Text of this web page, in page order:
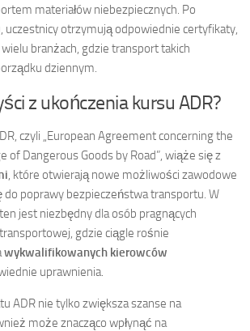
materiałów niebezpiecznych. Po
uczestnicy otrzymują odpowiednie certyfikaty,
branżach, gdzie transport takich
dziennym.
z ukończenia kursu ADR?
czyli „European Agreement concerning the
of Dangerous Goods by Road”, wiąże się z
, które otwierają nowe możliwości zawodowe
do poprawy bezpieczeństwa transportu. W
jest niezbędny dla osób pragnących
gdzie ciągle rośnie
wykwalifikowanych kierowców
uprawnienia.
ADR nie tylko zwiększa szanse na
może znacząco wpłynąć na